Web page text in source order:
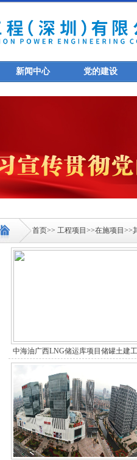
新闻中心 党的建设
首页>> 工程项目 >>在施项目 >>
中海油广西LNG储运库项目储罐土建